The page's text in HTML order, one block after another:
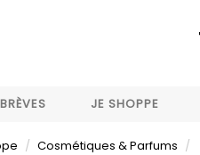
BRÈVES JE SHOPPE
Cosmétiques & Parfums